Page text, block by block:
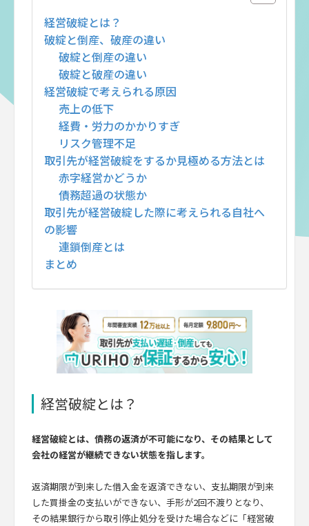
経営破綻とは？
破綻と倒産、破産の違い
破綻と倒産の違い
破綻と破産の違い
経営破綻で考えられる原因
売上の低下
経費・労力のかかりすぎ
リスク管理不足
取引先が経営破綻をするか見極める方法とは
赤字経営かどうか
債務超過の状態か
取引先が経営破綻した際に考えられる自社へ
の影響
連鎖倒産とは
まとめ
経営破綻とは？
経営破綻とは、債務の返済が不可能になり、その結果として
会社の経営が継続できない状態を指します。
返済期限が到来した借入金を返済できない、支払期限が到来
した買掛金の支払いができない、手形が2回不渡りとなり、
その結果銀行から取引停止処分を受けた場合などに「経営破